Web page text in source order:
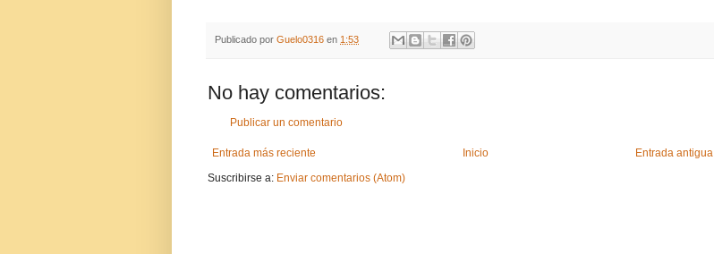
Publicado por Guelo0316 en 1:53
No hay comentarios:
Publicar un comentario
Entrada más reciente Entrada antigua
Inicio
Suscribirse a: Enviar comentarios (Atom)